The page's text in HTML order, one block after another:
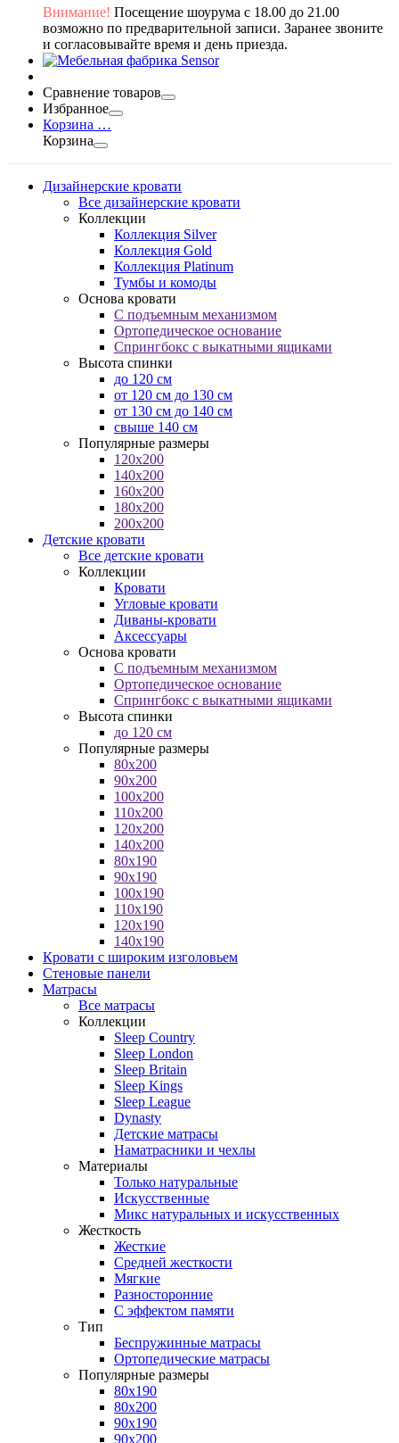
Внимание! Посещение шоурума с 18.00 до 21.00
возможно по предварительной записи. Заранее звоните
и согласовывайте время и день приезда.
Сравнение товаров
Избранное
Корзина …
Корзина
Дизайнерские кровати
Все дизайнерские кровати
Коллекции
Коллекция Silver
Коллекция Gold
Коллекция Platinum
Тумбы и комоды
Основа кровати
С подъемным механизмом
Ортопедическое основание
Спрингбокс с выкатными ящиками
Высота спинки
до 120 см
от 120 см до 130 см
от 130 см до 140 см
свыше 140 см
Популярные размеры
120x200
140x200
160x200
180x200
200x200
Детские кровати
Все детские кровати
Коллекции
Кровати
Угловые кровати
Диваны-кровати
Аксессуары
Основа кровати
С подъемным механизмом
Ортопедическое основание
Спрингбокс с выкатными ящиками
Высота спинки
до 120 см
Популярные размеры
80x200
90x200
100x200
110x200
120x200
140x200
80x190
90x190
100x190
110x190
120x190
140x190
Кровати с широким изголовьем
Стеновые панели
Матрасы
Все матрасы
Коллекции
Sleep Country
Sleep London
Sleep Britain
Sleep Kings
Sleep League
Dynasty
Детские матрасы
Наматрасники и чехлы
Материалы
Только натуральные
Искусственные
Микс натуральных и искусственных
Жесткость
Жесткие
Средней жесткости
Мягкие
Разносторонние
С эффектом памяти
Тип
Беспружинные матрасы
Ортопедические матрасы
Популярные размеры
80х190
80х200
90х190
90х200